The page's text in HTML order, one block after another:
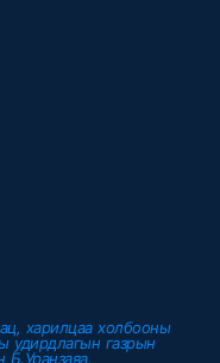
харилцаа холбооны
удирдлагын газрын
Б.Уранзаяа,